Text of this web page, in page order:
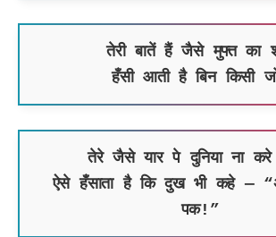
तेरी बातें हैं जैसे मुफ्त का
हँसी आती है बिन किसी
तेरे जैसे यार पे दुनिया ना
ऐसे हँसाता है कि दुख भी कहे —
पक!”